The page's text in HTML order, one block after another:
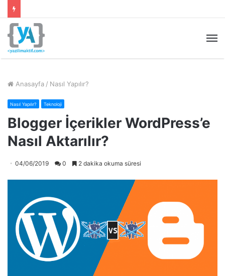
Anasayfa / Nasıl Yapılır?
Nasıl Yapılır? Teknoloji
Blogger İçerikler WordPress’e
Nasıl Aktarılır?
04/06/2019 0 2 dakika okuma süresi